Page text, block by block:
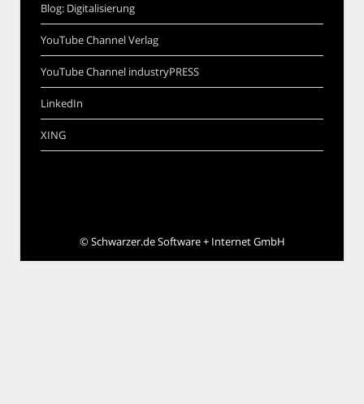
Blog: Digitalisierung
YouTube Channel Verlag
YouTube Channel industryPRESS
LinkedIn
XING
©Schwarzer.de Software + Internet GmbH